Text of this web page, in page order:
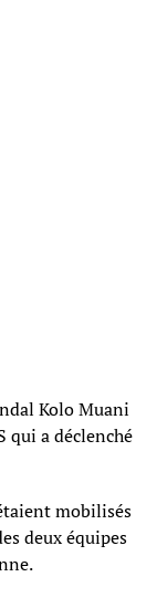
Kolo Muani
qui a déclenché
mobilisés
deux équipes